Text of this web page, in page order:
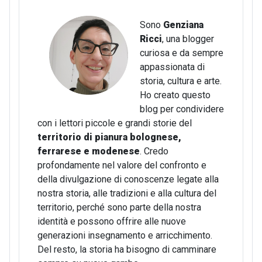
Sono Genziana
Ricci, una blogger
curiosa e da sempre
appassionata di
storia, cultura e arte.
Ho creato questo
blog per condividere
con i lettori piccole e grandi storie del
territorio di pianura bolognese,
ferrarese e modenese. Credo
profondamente nel valore del confronto e
della divulgazione di conoscenze legate alla
nostra storia, alle tradizioni e alla cultura del
territorio, perché sono parte della nostra
identità e possono offrire alle nuove
generazioni insegnamento e arricchimento.
Del resto, la storia ha bisogno di camminare